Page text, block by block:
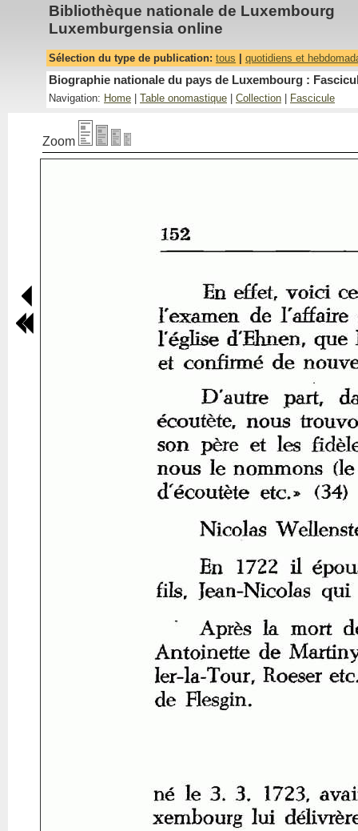
Bibliothèque nationale de Luxembourg
Luxemburgensia online
Sélection du type de publication: tous quotidiens et
Biographie nationale du pays de Luxembourg :
Navigation: Home Table onomastique Collection Fascicule
Zoom